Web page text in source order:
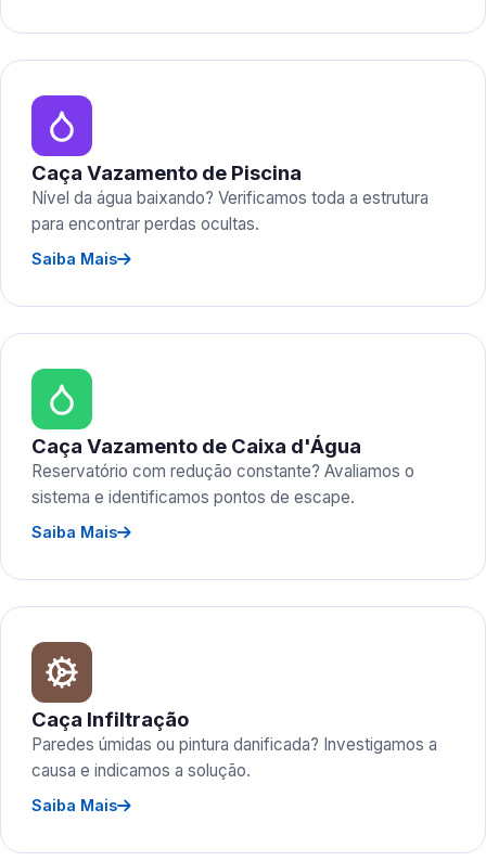
Caça Vazamento de Piscina
Nível da água baixando? Verificamos toda a estrutura
para encontrar perdas ocultas.
Saiba Mais
Caça Vazamento de Caixa d'Água
Reservatório com redução constante? Avaliamos o
sistema e identificamos pontos de escape.
Saiba Mais
Caça Infiltração
Paredes úmidas ou pintura danificada? Investigamos a
causa e indicamos a solução.
Saiba Mais